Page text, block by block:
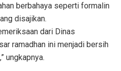
berbahaya seperti formalin
disajikan.
dari Dinas
ramadhan ini menjadi bersih
ungkapnya.